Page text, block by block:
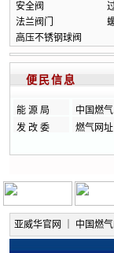
安全阀
法兰阀门
高压不锈钢球阀
便民信息
能 源 局 中国燃气
发 改 委
燃气网址
亚威华官网 中国燃气